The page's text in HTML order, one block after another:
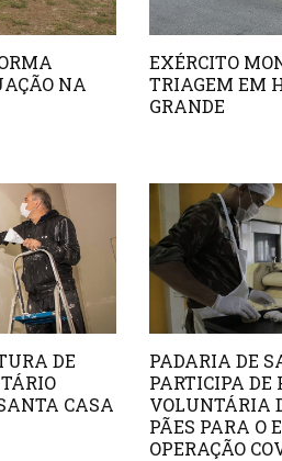
NA
EXÉRCITO
TRIAGEM EM
GRANDE
DE
CASA
PADARIA DE
PARTICIPA DE
VOLUNTÁRIA
PÃES PARA O
OPERAÇÃO